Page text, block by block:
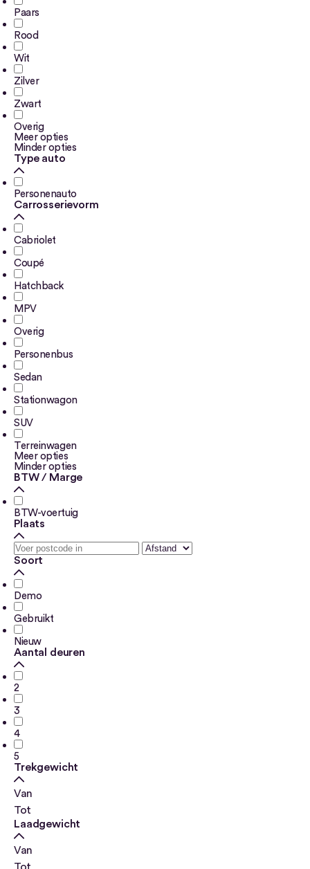
Paars
Rood
Wit
Zilver
Zwart
Overig
Meer opties
Minder opties
Type auto
Personenauto
Carrosserievorm
Cabriolet
Coupé
Hatchback
MPV
Overig
Personenbus
Sedan
Stationwagon
SUV
Terreinwagen
Meer opties
Minder opties
BTW / Marge
BTW-voertuig
Plaats
Soort
Demo
Gebruikt
Nieuw
Aantal deuren
2
3
4
5
Trekgewicht
Van
Tot
Laadgewicht
Van